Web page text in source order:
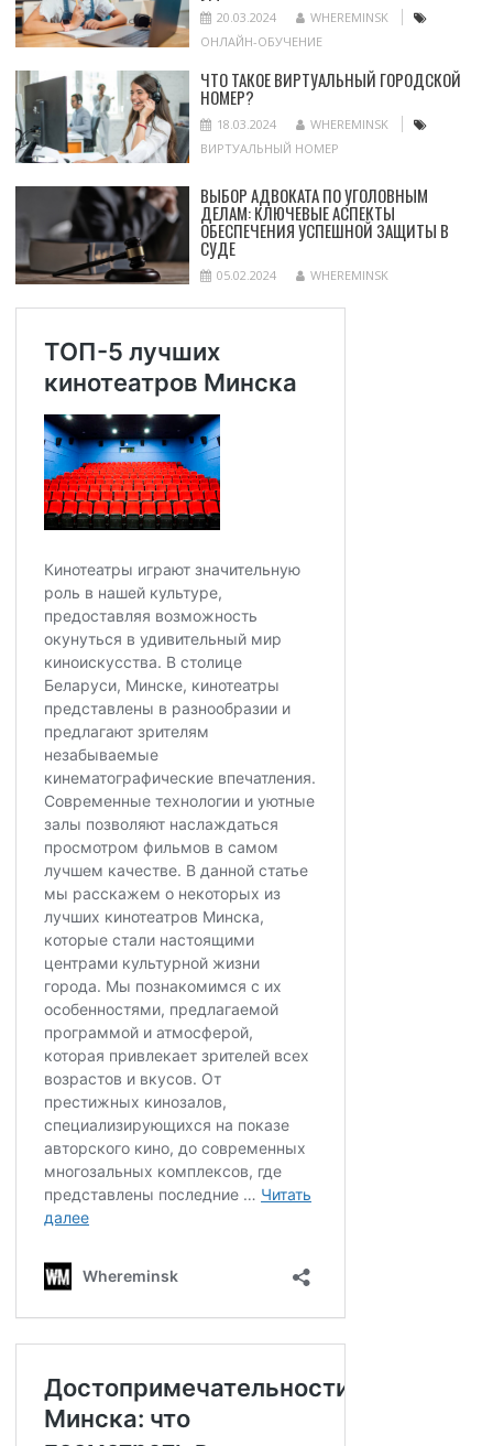
20.03.2024
WHEREMINSK
ОНЛАЙН-ОБУЧЕНИЕ
ЧТО ТАКОЕ ВИРТУАЛЬНЫЙ ГОРОДСКОЙ
НОМЕР?
18.03.2024
WHEREMINSK
ВИРТУАЛЬНЫЙ НОМЕР
ВЫБОР АДВОКАТА ПО УГОЛОВНЫМ
ДЕЛАМ: КЛЮЧЕВЫЕ АСПЕКТЫ
ОБЕСПЕЧЕНИЯ УСПЕШНОЙ ЗАЩИТЫ В
СУДЕ
05.02.2024 WHEREMINSK